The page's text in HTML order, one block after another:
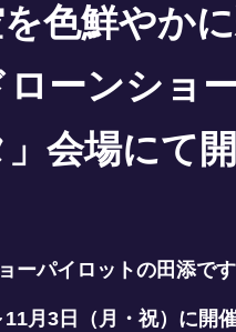
色鮮やか
ーンショ
会場にて
ーパイロットの田添です
月3日（月・祝）に開